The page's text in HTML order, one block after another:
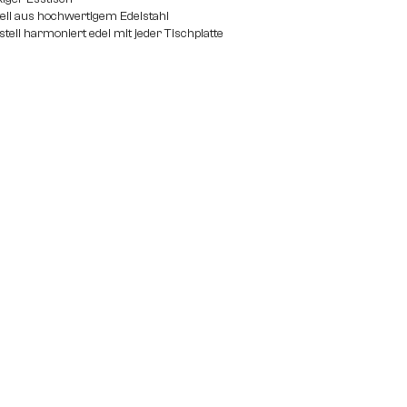
aus hochwertigem Edelstahl
harmoniert edel mit jeder Tischplatte